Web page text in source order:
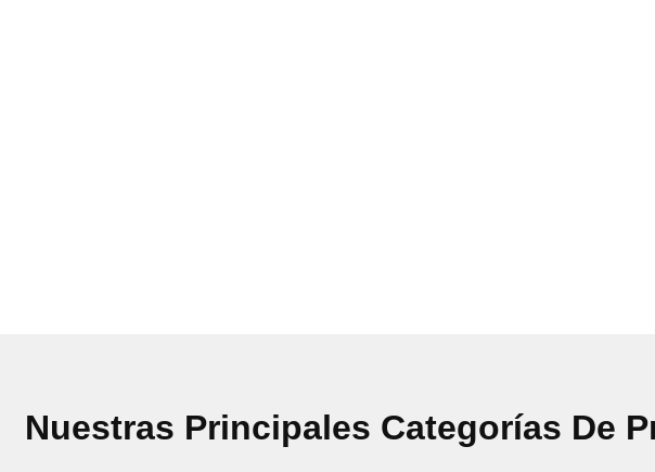
Nuestras Principales Categorías De